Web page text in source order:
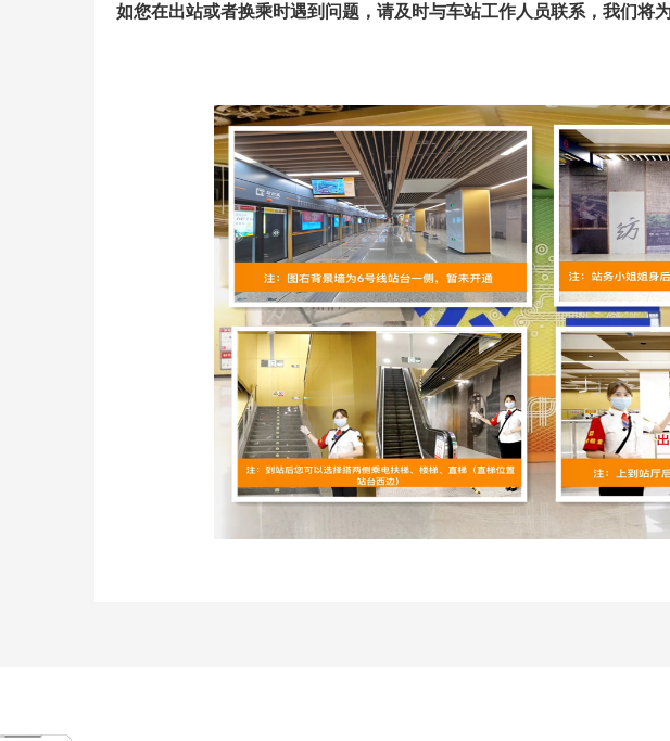
如您在出站或者换乘时遇到问题，请及时与车站工作人员联系，我们将
西安中铁轨道交通